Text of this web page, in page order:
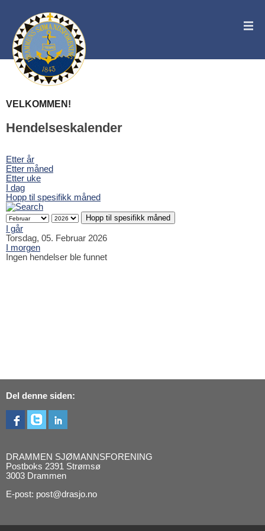
VELKOMMEN!
Hendelseskalender
Etter år
Etter måned
Etter uke
I dag
Hopp til spesifikk måned
Hopp til spesifikk måned
I går
Torsdag, 05. Februar 2026
I morgen
Ingen hendelser ble funnet
Del denne siden:
DRAMMEN SJØMANNSFORENING
Postboks 2391 Strømsø
3003 Drammen
E-post: post@drasjo.no